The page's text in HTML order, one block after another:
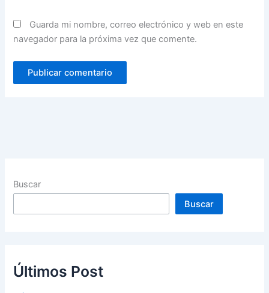
Guarda mi nombre, correo electrónico y web en este
navegador para la próxima vez que comente.
Buscar
Buscar
Últimos Post